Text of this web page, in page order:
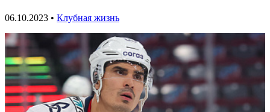
06.10.2023 • Клубная жизнь